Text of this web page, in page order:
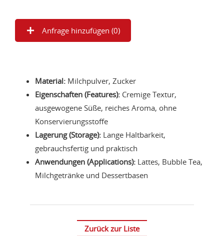
Anfrage hinzufügen (0)
Material: Milchpulver, Zucker
Eigenschaften (Features): Cremige Textur,
ausgewogene Süße, reiches Aroma, ohne
Konservierungsstoffe
Lagerung (Storage): Lange Haltbarkeit,
gebrauchsfertig und praktisch
Anwendungen (Applications): Lattes, Bubble Tea,
Milchgetränke und Dessertbasen
Zurück zur Liste